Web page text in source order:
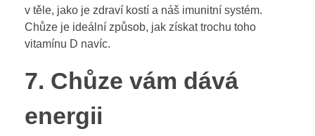
v těle, jako je zdraví kostí a náš imunitní systém.
Chůze je ideální způsob, jak získat trochu toho
vitamínu D navíc.
7. Chůze vám dává
energii